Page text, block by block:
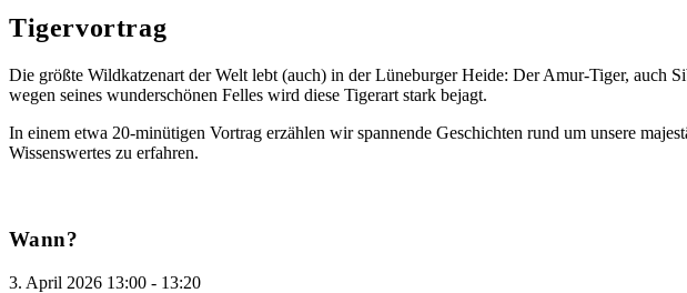
Tigervortrag
Die größte Wildkatzenart der Welt lebt (auch) in der Lüneburger Heide: Der Amur-Tiger, auch
wegen seines wunderschönen Felles wird diese Tigerart stark bejagt.
In einem etwa 20-minütigen Vortrag erzählen wir spannende Geschichten rund um unsere
Wissenswertes zu erfahren.
Wann?
3. April 2026 13:00 - 13:20